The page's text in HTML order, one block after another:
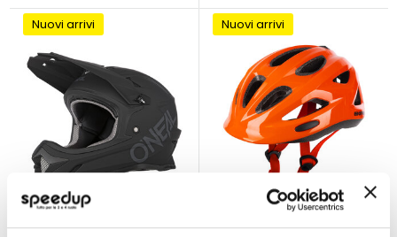
Nuovi arrivi
Casco bici bambino
Nuovi arrivi
Casco bici bambino